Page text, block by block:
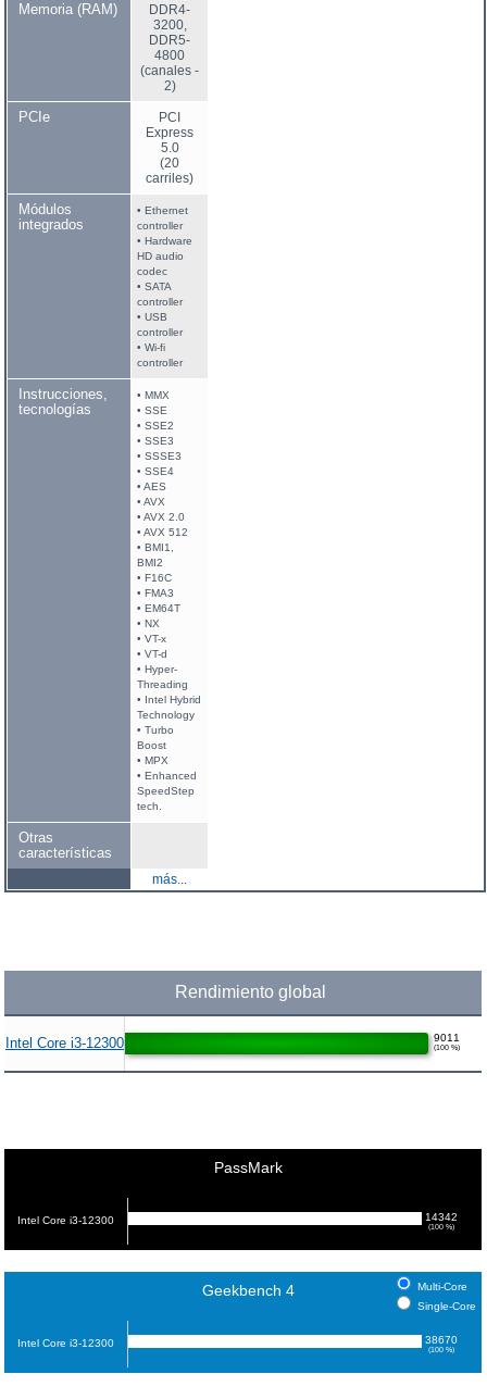
Memoria (RAM)
DDR4-
3200,
DDR5-
4800
(canales -
2)
PCIe
PCI
Express
5.0
(20
carriles)
Módulos
integrados
• Ethernet
controller
• Hardware
HD audio
codec
• SATA
controller
• USB
controller
• Wi-fi
controller
Instrucciones,
tecnologías
• MMX
• SSE
• SSE2
• SSE3
• SSSE3
• SSE4
• AES
• AVX
• AVX 2.0
• AVX 512
• BMI1,
BMI2
• F16C
• FMA3
• EM64T
• NX
• VT-x
• VT-d
• Hyper-
Threading
• Intel Hybrid
Technology
• Turbo
Boost
• MPX
• Enhanced
SpeedStep
tech.
Otras
características
más...
Rendimiento global
Intel Core i3-12300 9011
(100 %)
PassMark
Intel Core i3-12300 14342
(100 %)
Geekbench 4
Multi-Core
Single-Core
Intel Core i3-12300 38670
(100 %)